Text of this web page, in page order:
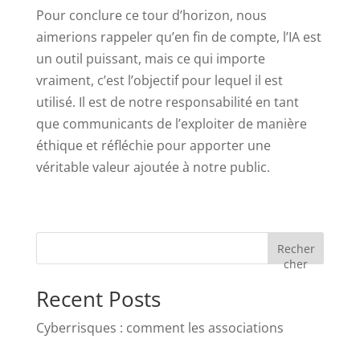
Pour conclure ce tour d’horizon, nous
aimerions rappeler qu’en fin de compte, l’IA est
un outil puissant, mais ce qui importe
vraiment, c’est l’objectif pour lequel il est
utilisé. Il est de notre responsabilité en tant
que communicants de l’exploiter de manière
éthique et réfléchie pour apporter une
véritable valeur ajoutée à notre public.
Recher
cher
Recent Posts
Cyberrisques : comment les associations